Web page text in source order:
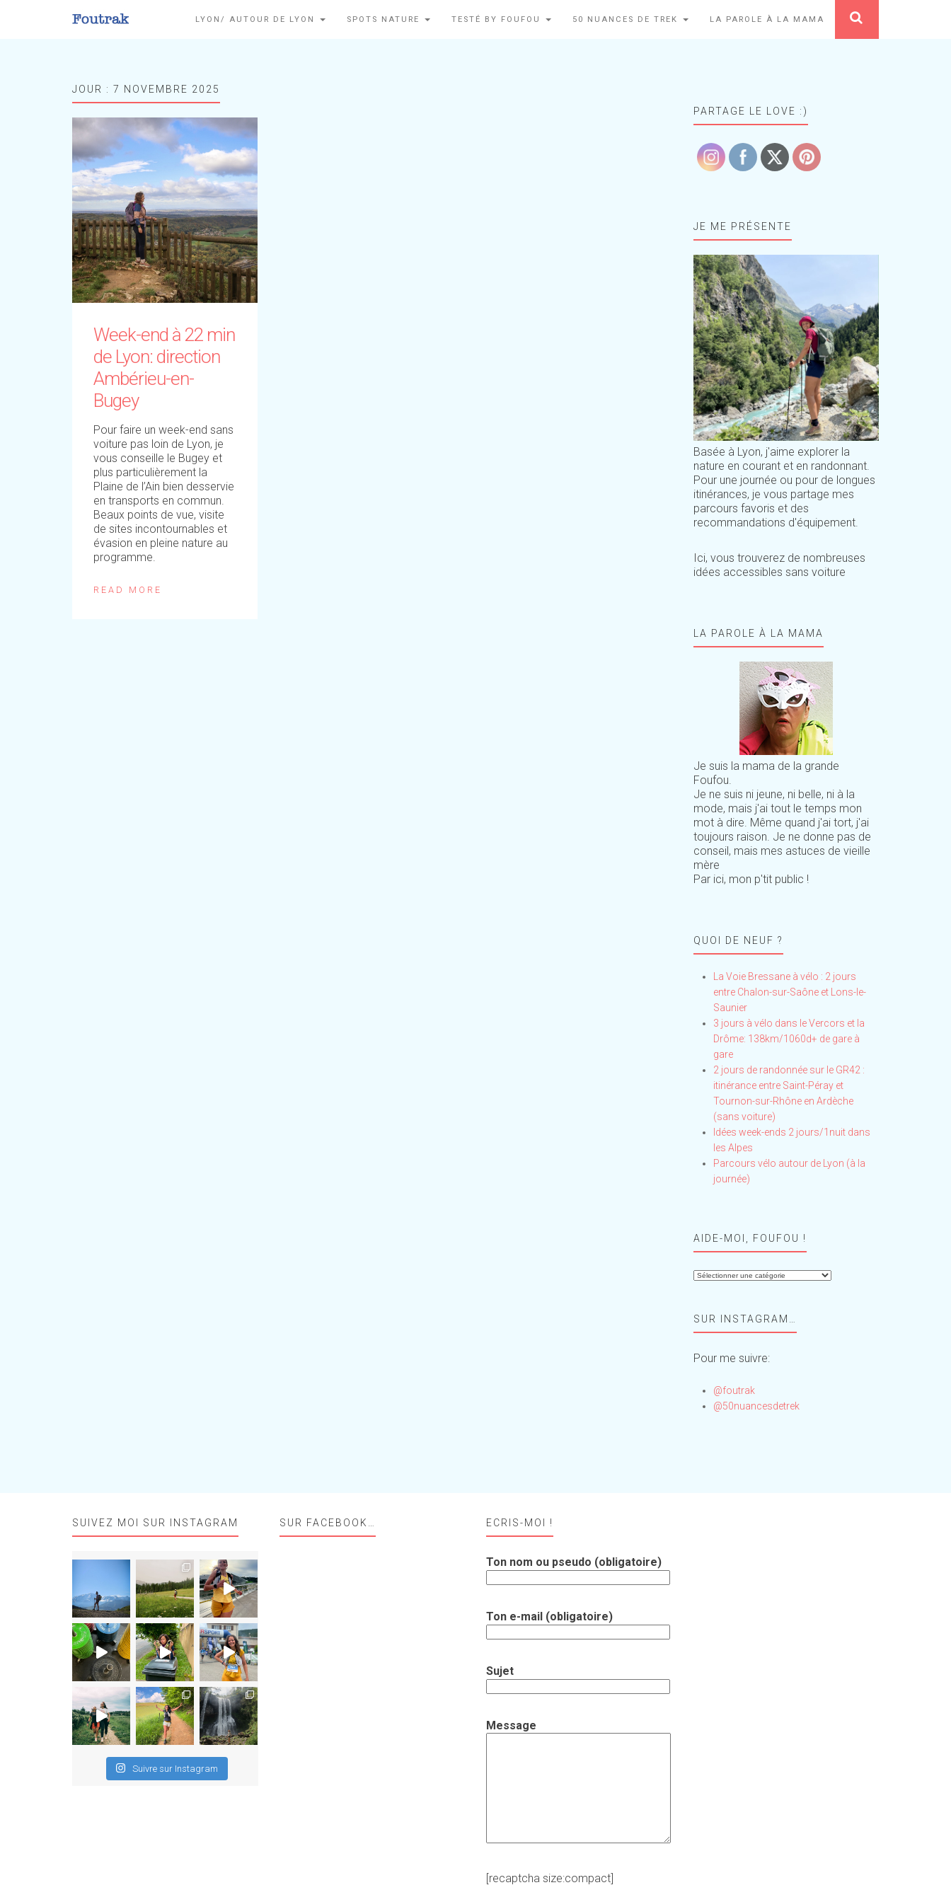
LYON/ AUTOUR DE LYON SPOTS NATURE TESTÉ BY FOUFOU 50 NUANCES DE TREK LA PAROLE À LA MAMA
JOUR : 7 NOVEMBRE 2025
Week-end à 22 min
de Lyon: direction
Ambérieu-en-
Bugey
Pour faire un week-end sans
voiture pas loin de Lyon, je
vous conseille le Bugey et
plus particulièrement la
Plaine de l’Ain bien desservie
en transports en commun.
Beaux points de vue, visite
de sites incontournables et
évasion en pleine nature au
programme.
READ MORE
PARTAGE LE LOVE :)
JE ME PRÉSENTE
Basée à Lyon, j'aime explorer la
nature en courant et en randonnant.
Pour une journée ou pour de longues
itinérances, je vous partage mes
parcours favoris et des
recommandations d'équipement.
Ici, vous trouverez de nombreuses
idées accessibles sans voiture
LA PAROLE À LA MAMA
Je suis la mama de la grande
Foufou.
Je ne suis ni jeune, ni belle, ni à la
mode, mais j'ai tout le temps mon
mot à dire. Même quand j'ai tort, j'ai
toujours raison. Je ne donne pas de
conseil, mais mes astuces de vieille
mère
Par ici, mon p'tit public !
QUOI DE NEUF ?
La Voie Bressane à vélo : 2 jours
entre Chalon-sur-Saône et Lons-le-
Saunier
3 jours à vélo dans le Vercors et la
Drôme: 138km/1060d+ de gare à
gare
2 jours de randonnée sur le GR42 :
itinérance entre Saint-Péray et
Tournon-sur-Rhône en Ardèche
(sans voiture)
Idées week-ends 2 jours/1nuit dans
les Alpes
Parcours vélo autour de Lyon (à la
journée)
AIDE-MOI, FOUFOU !
Aide-
!SUR INSTAGRAM…
Pour me suivre:
@foutrak
@50nuancesdetrek
SUIVEZ MOI SUR INSTAGRAM
Suivre sur Instagram
SUR FACEBOOK… ECRIS-MOI !
Ton nom ou pseudo (obligatoire)
Ton e-mail (obligatoire)
Sujet
Message
[recaptcha size:compact]